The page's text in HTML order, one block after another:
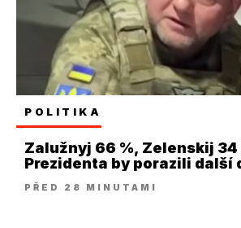
POLITIKA
Zalužnyj 66 %, Zelenskij 34
Prezidenta by porazili další
PŘED 28 MINUTAMI